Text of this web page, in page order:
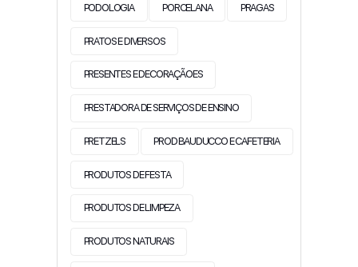
PODOLOGIA PORCELANA PRAGAS
PRATOS E DIVERSOS
PRESENTES E DECORAÇÃOES
PRESTADORA DE SERVIÇOS DE ENSINO
PRETZELS PROD BAUDUCCO E CAFETERIA
PRODUTOS DE FESTA
PRODUTOS DE LIMPEZA
PRODUTOS NATURAIS